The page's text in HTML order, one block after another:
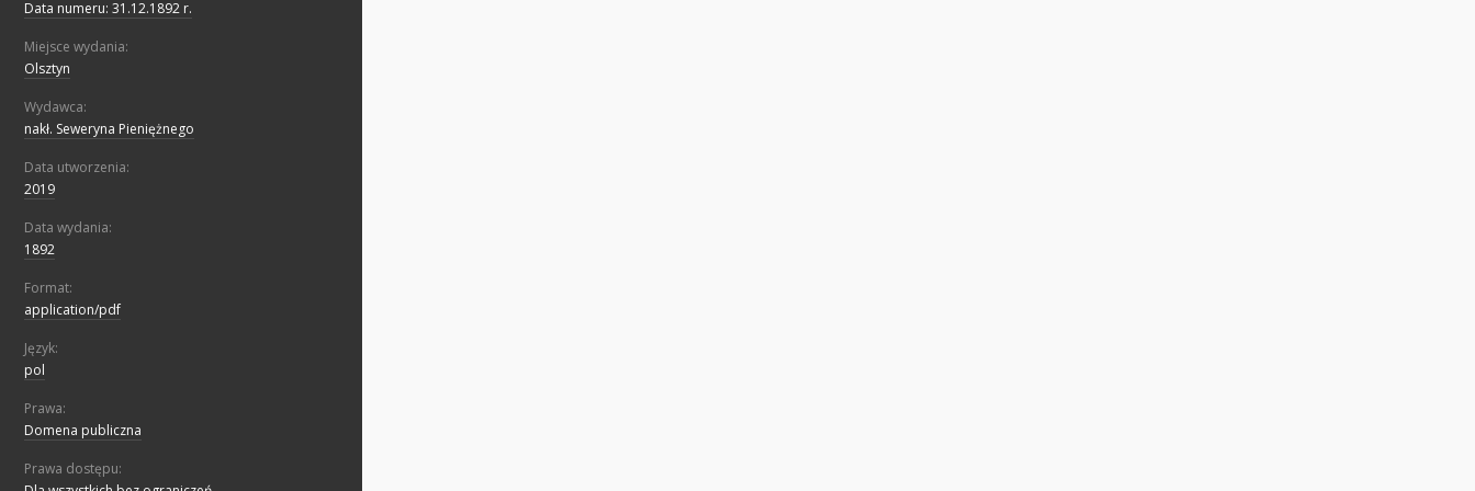
Data numeru: 31.12.1892 r.
Miejsce wydania:
Olsztyn
Wydawca:
nakł. Seweryna Pieniężnego
Data utworzenia:
2019
Data wydania:
1892
Format:
application/pdf
Język:
pol
Prawa:
Domena publiczna
Prawa dostępu: